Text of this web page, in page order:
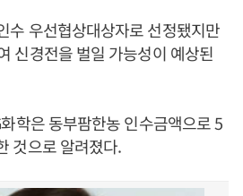
수 우선협상대상자로 선정됐지만
신경전을 벌일 가능성이 예상된
학은 동부팜한농 인수금액으로 5
것으로 알려졌다.